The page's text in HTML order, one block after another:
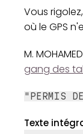
Vous
où le GPS
M.
gang des
"PERMIS
Texte